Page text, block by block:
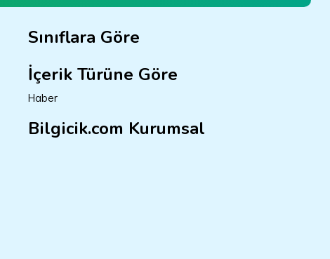
Sınıflara Göre
İçerik Türüne Göre
Haber
Bilgicik.com Kurumsal